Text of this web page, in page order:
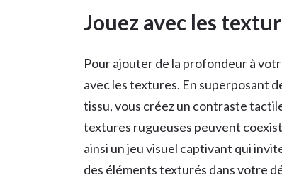
Jouez avec les
Pour ajouter de la profondeur à
avec les textures. En superposant
tissu, vous créez un contraste
textures rugueuses peuvent
ainsi un jeu visuel captivant qui
des éléments texturés dans votre